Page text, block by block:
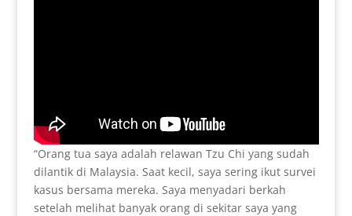
“Orang tua saya adalah relawan Tzu Chi yang sudah
dilantik di Malaysia. Saat kecil, saya sering ikut survei
kasus bersama mereka. Saya menyadari berkah
setelah melihat banyak orang di sekitar saya yang